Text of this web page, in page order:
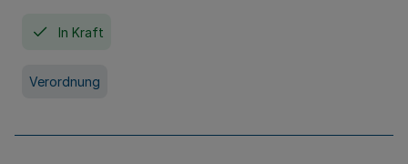
In Kraft
Verordnung